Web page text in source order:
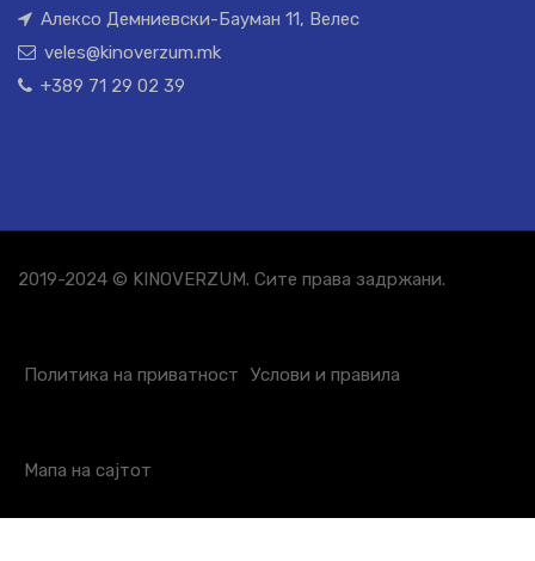
Алексо Демниевски-Бауман 11, Велес
veles@kinoverzum.mk
+389 71 29 02 39
2019-2024 © KINOVERZUM. Сите права задржани.
Политика на приватност Услови и правила
Мапа на сајтот